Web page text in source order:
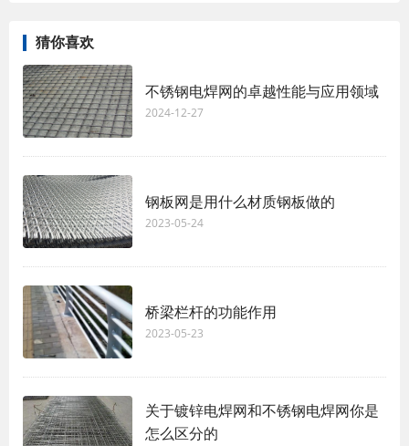
猜你喜欢
不锈钢电焊网的卓越性能与应用领域
2024-12-27
钢板网是用什么材质钢板做的
2023-05-24
桥梁栏杆的功能作用
2023-05-23
关于镀锌电焊网和不锈钢电焊网你是
怎么区分的